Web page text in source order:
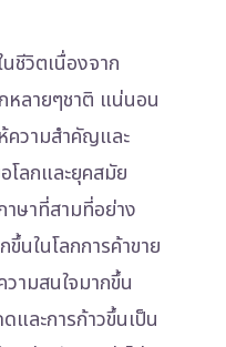
ชีวิตเนื่องจาก
หลายๆชาติ แน่นอน
ความสำคัญและ
โลกและยุคสมัย
ษาที่สามที่อย่าง
นในโลกการค้าขาย
ามสนใจมากขึ้น
และการก้าวขึ้นเป็น